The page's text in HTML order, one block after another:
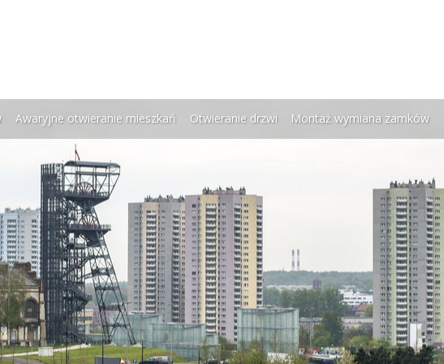
Awaryjne otwieranie mieszkań Otwieranie drzwi Montaż wymiana zamków